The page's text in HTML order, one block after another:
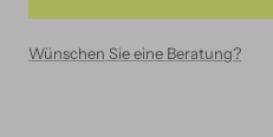
Wünschen Sie eine Beratung?